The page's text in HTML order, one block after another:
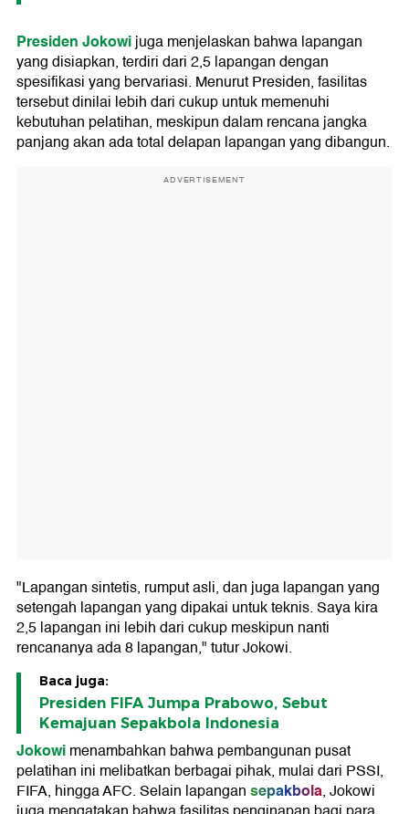
Presiden Jokowijuga menjelaskan bahwa lapangan
yang disiapkan, terdiri dari 2,5 lapangan dengan
spesifikasi yang bervariasi. Menurut Presiden, fasilitas
tersebut dinilai lebih dari cukup untuk memenuhi
kebutuhan pelatihan, meskipun dalam rencana jangka
panjang akan ada total delapan lapangan yang dibangun.
ADVERTISEMENT
"Lapangan sintetis, rumput asli, dan juga lapangan yang
setengah lapangan yang dipakai untuk teknis. Saya kira
2,5 lapangan ini lebih dari cukup meskipun nanti
rencananya ada 8 lapangan," tutur Jokowi.
Baca juga:
Presiden FIFA Jumpa Prabowo, Sebut
Kemajuan Sepakbola Indonesia
Jokowimenambahkan bahwa pembangunan pusat
pelatihan ini melibatkan berbagai pihak, mulai dari PSSI,
FIFA, hingga AFC. Selain lapangansepakbola, Jokowi